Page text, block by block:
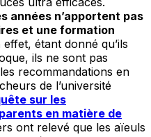
années n’apportent pas
et une formation
effet, étant donné qu’ils
ils ne sont pas
recommandations en
de l’université
sur les
en matière de
ont relevé que les aïeuls